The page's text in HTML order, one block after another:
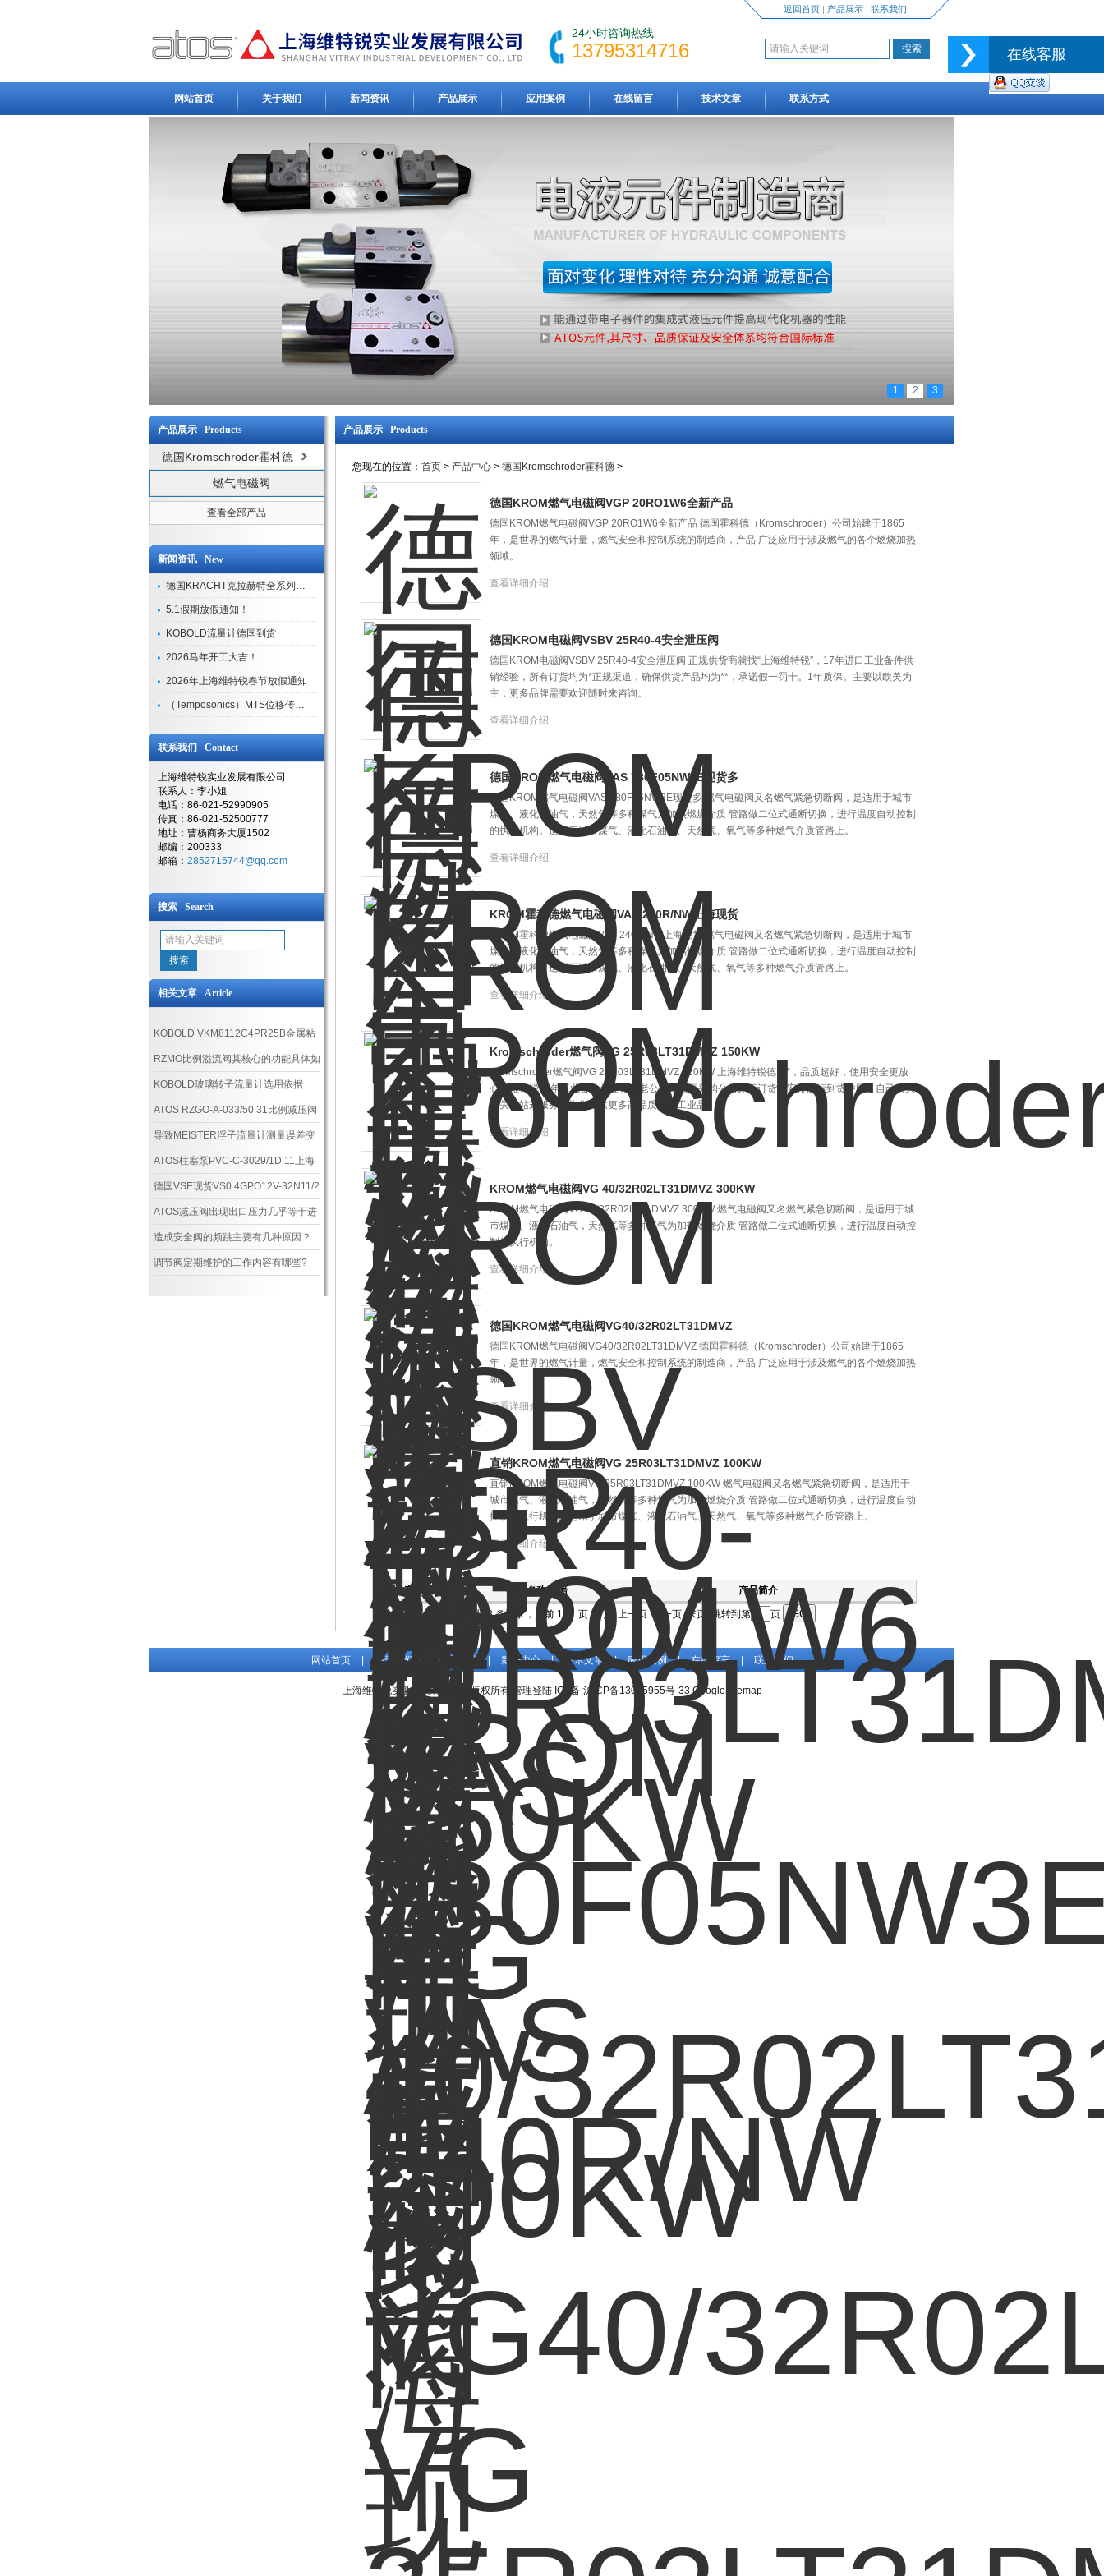
返回首页| 产品展示| 联系我们
24小时咨询热线
13795314716
网站首页 关于我们 新闻资讯 产品展示 应用案例 在线留言 技术文章 联系方式
1 2 3
产品展示 Products
德国Kromschroder霍科德
燃气电磁阀
查看全部产品
新闻资讯 New
德国KRACHT克拉赫特全系列现货库存
5.1假期放假通知！
KOBOLD流量计德国到货
2026马年开工大吉！
2026年上海维特锐春节放假通知
（Temposonics）MTS位移传感器现货库存型号
联系我们 Contact
上海维特锐实业发展有限公司
联系人：李小姐
电话：86-021-52990905
传真：86-021-52500777
地址：曹杨商务大厦1502
邮编：200333
邮箱： 2852715744@qq.com
搜索 Search
相关文章 Article
KOBOLD VKM8112C4PR25B金属粘
度补偿型转子流量计配置说明
RZMO比例溢流阀其核心的功能具体如
下
KOBOLD玻璃转子流量计选用依据
ATOS RZGO-A-033/50 31比例减压阀
有现货
导致MEISTER浮子流量计测量误差变
大的原因有哪些？
ATOS柱塞泵PVC-C-3029/1D 11上海
维特锐有现货
德国VSE现货VS0.4GPO12V-32N11/2
流量计上海维特锐现货
ATOS减压阀出现出口压力几乎等于进
口压力是什么原因？
造成安全阀的频跳主要有几种原因？
调节阀定期维护的工作内容有哪些?
产品展示 Products
您现在的位置： 首页 > 产品中心 > 德国Kromschroder霍科德 >
德国KROM燃气电磁阀VGP 20RO1W6全新产品
德国KROM燃气电磁阀VGP 20RO1W6全新产品 德国霍科德（Kromschroder）公司始建于1865
年，是世界的燃气计量，燃气安全和控制系统的制造商，产品 广泛应用于涉及燃气的各个燃烧加热
领域。
查看详细介绍
德国KROM电磁阀VSBV 25R40-4安全泄压阀
德国KROM电磁阀VSBV 25R40-4安全泄压阀 正规供货商就找“上海维特锐”，17年进口工业备件供
销经验，所有订货均为*正规渠道，确保供货产品均为**，承诺假一罚十。1年质保。主要以欧美为
主，更多品牌需要欢迎随时来咨询。
查看详细介绍
德国KROM燃气电磁阀VAS 780F05NW3E现货多
德国KROM燃气电磁阀VAS 780F05NW3E现货多 燃气电磁阀又名燃气紧急切断阀，是适用于城市
煤气、液化石油气，天然气等多种煤气为加热燃烧介质 管路做二位式通断切换，进行温度自动控制
的执行机构。适用于城市煤气、液化石油气、天然气、氧气等多种燃气介质管路上。
查看详细介绍
KROM霍科德燃气电磁阀VAS 240R/NW上海现货
KROM霍科德燃气电磁阀VAS 240R/NW上海现货 燃气电磁阀又名燃气紧急切断阀，是适用于城市
煤气、液化石油气，天然气等多种煤气为加热燃烧介质 管路做二位式通断切换，进行温度自动控制
的执行机构。适用于城市煤气、液化石油气、天然气、氧气等多种燃气介质管路上。
查看详细介绍
Kromschroder燃气阀VG 25R03LT31DMVZ 150KW
Kromschroder燃气阀VG 25R03LT31DMVZ 150KW 上海维特锐德国*，品质超好，使用安全更放
心，维特锐16年工业备件代理销售老公司，德国采购公司原厂订货，安排航运到货中国，自己清关
报关一站式服务。为您提供更多高品质进口工业品。
查看详细介绍
KROM燃气电磁阀VG 40/32R02LT31DMVZ 300KW
KROM燃气电磁阀VG 40/32R02LT31DMVZ 300KW 燃气电磁阀又名燃气紧急切断阀，是适用于城
市煤气、液化石油气，天然气等多种煤气为加热燃烧介质 管路做二位式通断切换，进行温度自动控
制的执行机构。
查看详细介绍
德国KROM燃气电磁阀VG40/32R02LT31DMVZ
德国KROM燃气电磁阀VG40/32R02LT31DMVZ 德国霍科德（Kromschroder）公司始建于1865
年，是世界的燃气计量，燃气安全和控制系统的制造商，产品 广泛应用于涉及燃气的各个燃烧加热
领域。
查看详细介绍
直销KROM燃气电磁阀VG 25R03LT31DMVZ 100KW
直销KROM燃气电磁阀VG 25R03LT31DMVZ 100KW 燃气电磁阀又名燃气紧急切断阀，是适用于
城市煤气、液化石油气，天然气等多种煤气为加热燃烧介质 管路做二位式通断切换，进行温度自动
控制的执行机构。适用于城市煤气、液化石油气、天然气、氧气等多种燃气介质管路上。
查看详细介绍
产品图片 产品名称/型号 产品简介
共 8 条记录，当前 1 / 1 页 首页 上一页 下一页 末页 跳转到第 页
网站首页 关于我们 产品展示 | 新闻中心 | 技术文章 | 应用案例 | 在线留言 联系我们
上海维特锐实业发展有限公司版权所有 管理登陆ICP备:沪ICP备13015955号-33 GoogleSitemap
在线客服